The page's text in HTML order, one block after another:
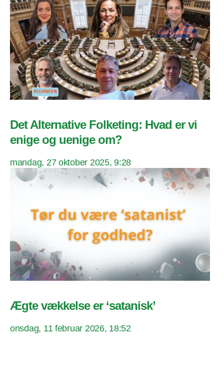
Det Alternative Folketing: Hvad er vi
enige og uenige om?
mandag, 27 oktober 2025, 9:28
Ægte vækkelse er ‘satanisk’
onsdag, 11 februar 2026, 18:52